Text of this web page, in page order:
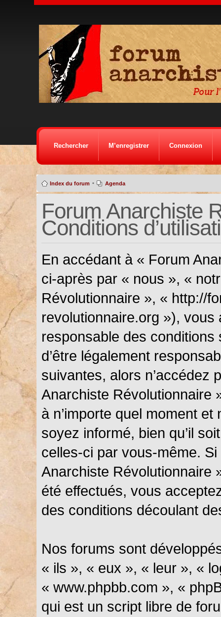
Rechercher M’enregistrer Connexion
Index du forum • Agenda
Forum Anarchiste
Conditions
En accédant à « Forum
ci-après par « nous », «
Révolutionnaire », « http://
revolutionnaire.org »), vous
responsable des conditions
d’être légalement
suivantes, alors n’accédez
Anarchiste Révolutionnaire
à n’importe quel moment
soyez informé, bien qu’il
celles-ci par vous-même.
Anarchiste Révolutionnaire
été effectués, vous
des conditions découlant
Nos forums sont
« ils », « eux », « leur », «
« www.phpbb.com », «
qui est un script libre de